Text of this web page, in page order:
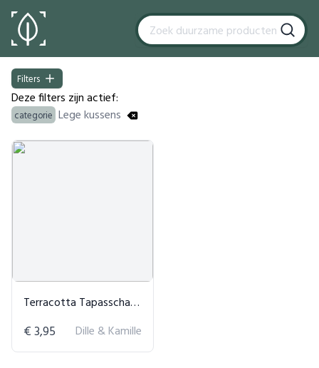
Filters
Filters
Deze filters zijn actief:
categorie Lege kussens
Products
Terracotta Tapasschaaltje met Takjesslinger
€ 3,95 Dille & Kamille